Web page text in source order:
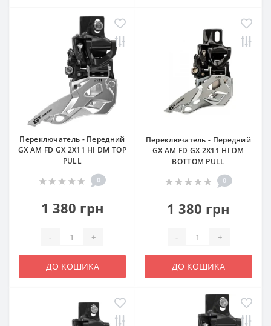
Переключатель - Передний
GX AM FD GX 2X11 HI DM TOP
PULL
0
1 380 грн
- +
ДО КОШИКА
Переключатель - Передний
GX AM FD GX 2X11 HI DM
BOTTOM PULL
0
1 380 грн
- +
ДО КОШИКА